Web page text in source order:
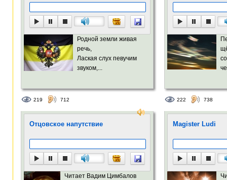
Родной земли живая
речь,
Лаская слух певучим
звуком,...
219 712 222 738
Отцовское напутствие
Читает Вадим Цимбалов
Magister Ludi